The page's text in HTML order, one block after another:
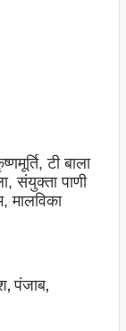
टी बाला
संयुक्‍ता पाणी
मालविका
पंजाब,